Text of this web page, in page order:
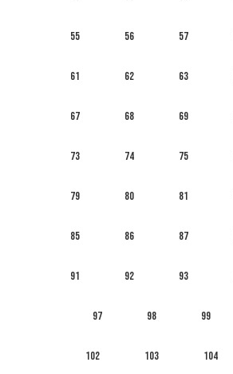
55 56 57
61 62 63
67 68 69
73 74 75
79 80 81
85 86 87
91 92 93
97 98 99
102 103 104